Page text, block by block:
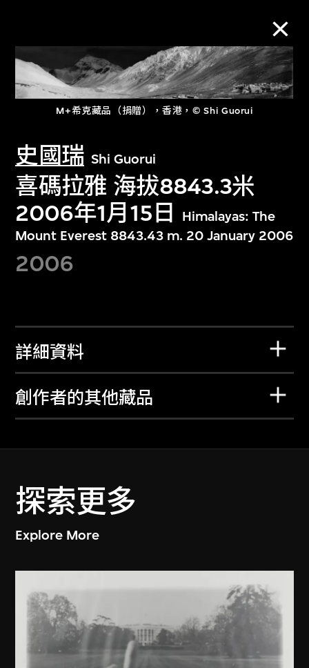
M+希克藏品（捐贈），香港，© Shi Guorui
史國瑞 Shi Guorui
喜碼拉雅 海拔8843.3米
2006年1月15日
Himalayas: The
Mount Everest 8843.43 m. 20 January 2006
2006
詳細資料
創作者的其他藏品
探索更多
Explore More
M+藏品
關於M+藏品
探索世界頂級的二十及二十一世紀視覺